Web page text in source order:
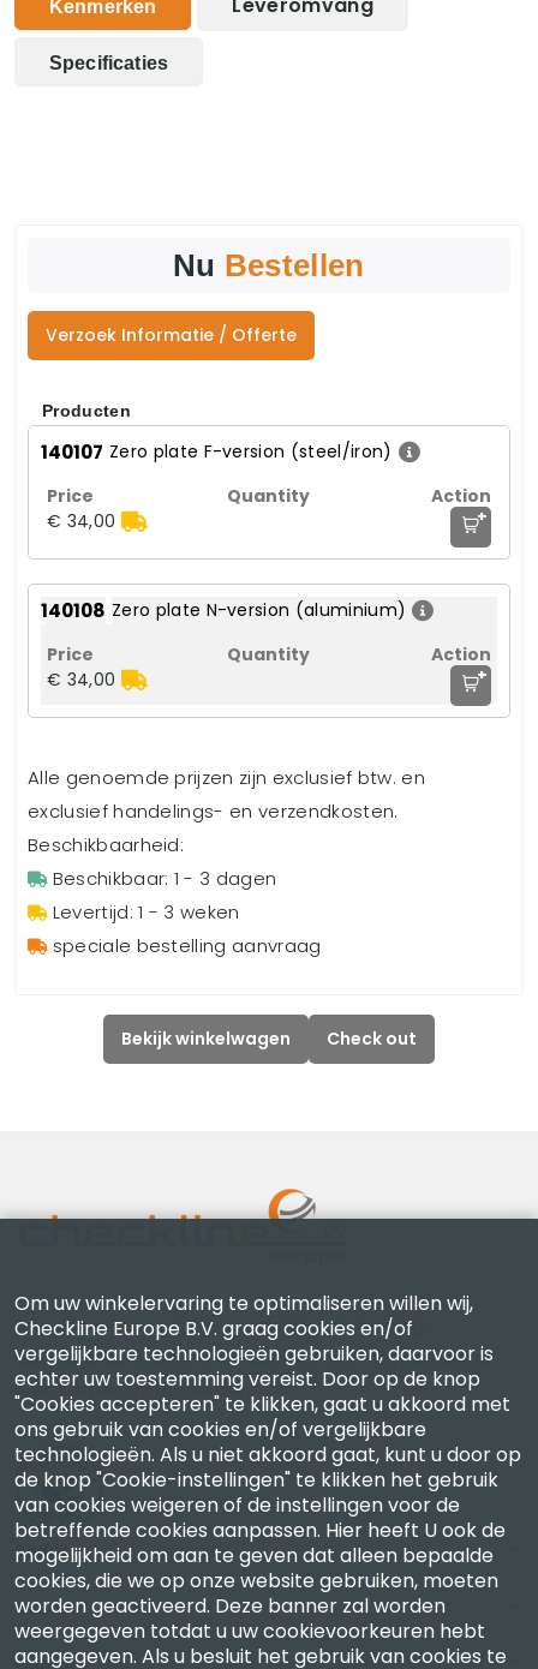
Kenmerken Leveromvang
Specificaties
Nu Bestellen
Verzoek Informatie / Offerte
Producten
140107 Zero plate F-version (steel/iron)
€ 34,00 +
140108 Zero plate N-version (aluminium)
€ 34,00 +
Alle genoemde prijzen zijn exclusief btw. en
exclusief handelings- en verzendkosten.
Beschikbaarheid:
Beschikbaar: 1 - 3 dagen
Levertijd: 1 - 3 weken
speciale bestelling aanvraag
Bekijk winkelwagen Check out
Checkline Europe B.V. — specialisten in levering,
kalibratie, certificering en reparatie van hoogwaardige
precisiemeetinstrumenten.
Bedrijf
Account
Contact
Om uw winkelervaring te optimaliseren willen wij,
Checkline Europe B.V. graag cookies en/of
vergelijkbare technologieën gebruiken, daarvoor is
echter uw toestemming vereist. Door op de knop
"Cookies accepteren" te klikken, gaat u akkoord met
ons gebruik van cookies en/of vergelijkbare
technologieën. Als u niet akkoord gaat, kunt u door op
de knop "Cookie-instellingen" te klikken het gebruik
van cookies weigeren of de instellingen voor de
betreffende cookies aanpassen. Hier heeft U ook de
mogelijkheid om aan te geven dat alleen bepaalde
cookies, die we op onze website gebruiken, moeten
worden geactiveerd. Deze banner zal worden
weergegeven totdat u uw cookievoorkeuren hebt
aangegeven. Als u besluit het gebruik van cookies te